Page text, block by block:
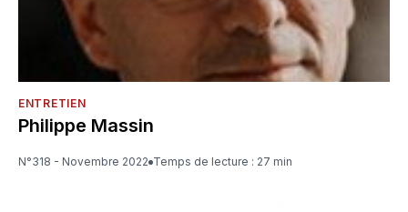
ENTRETIEN
Philippe Massin
N°318 - Novembre 2022 Temps de lecture : 27 min